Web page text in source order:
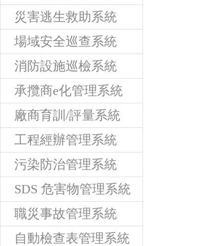
災害逃生救助系統
場域安全巡查系統
消防設施巡檢系統
承攬商e化管理系統
廠商育訓/評量系統
工程經辦管理系統
污染防治管理系統
SDS 危害物管理系統
職災事故管理系統
自動檢查表管理系統